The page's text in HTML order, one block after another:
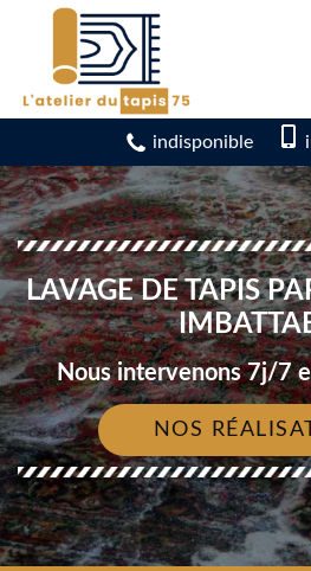
indisponible
LAVAGE DE TAPIS
Nous intervenons 7j/7
NOS